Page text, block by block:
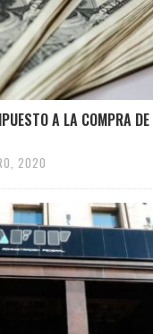
A LA COMPRA DE
2020